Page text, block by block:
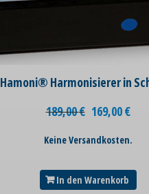
Hamoni® Harmonisierer in
189,00€ 169,00€
Keine Versandkosten.
In den Warenkorb